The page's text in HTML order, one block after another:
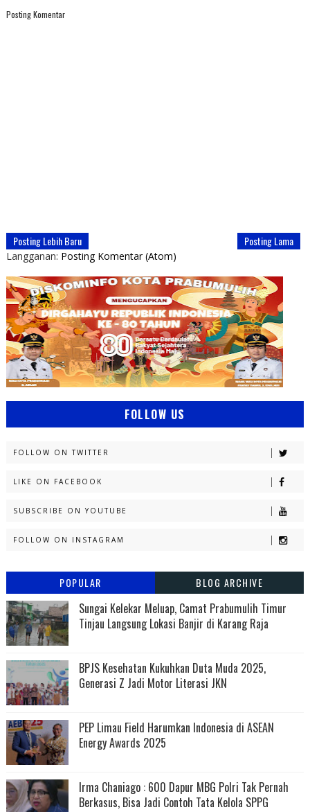
Posting Komentar
Posting Lebih Baru Posting Lama
Langganan: Posting Komentar (Atom)
FOLLOW US
FOLLOW ON TWITTER
LIKE ON FACEBOOK
SUBSCRIBE ON YOUTUBE
FOLLOW ON INSTAGRAM
POPULAR BLOG ARCHIVE
Sungai Kelekar Meluap, Camat Prabumulih Timur
Tinjau Langsung Lokasi Banjir di Karang Raja
BPJS Kesehatan Kukuhkan Duta Muda 2025,
Generasi Z Jadi Motor Literasi JKN
PEP Limau Field Harumkan Indonesia di ASEAN
Energy Awards 2025
Irma Chaniago : 600 Dapur MBG Polri Tak Pernah
Berkasus, Bisa Jadi Contoh Tata Kelola SPPG